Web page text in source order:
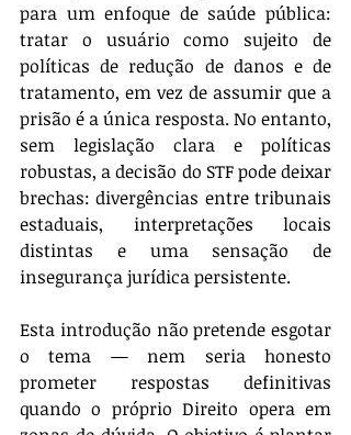
para um enfoque de saúde pública:
tratar o usuário como sujeito de
políticas de redução de danos e de
tratamento, em vez de assumir que a
prisão é a única resposta. No entanto,
sem legislação clara e políticas
robustas, a decisão do STF pode deixar
brechas: divergências entre tribunais
estaduais, interpretações locais
distintas e uma sensação de
insegurança jurídica persistente.
Esta introdução não pretende esgotar
o tema — nem seria honesto
prometer respostas definitivas
quando o próprio Direito opera em